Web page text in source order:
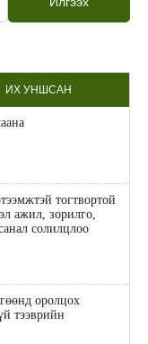
ИХ УНШСАН
тогтвортой
ажил, зорилго,
солилцлоо
оролцох
тээврийн